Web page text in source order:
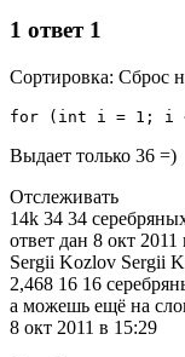
1 ответ 1
Сортировка: Сброс
for (int i = 1; i
Выдает только 36 =)
Отслеживать
14k 34 34
ответ дан 8 окт 2011
Sergii Kozlov Sergii
2,468 16 16
а можешь ещё на
8 окт 2011 в 15:29